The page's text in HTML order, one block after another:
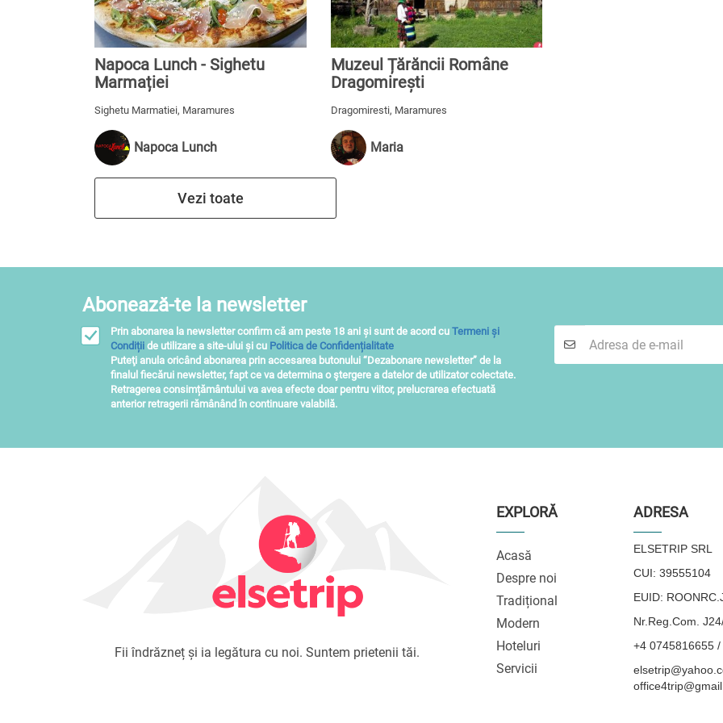
Napoca Lunch - Sighetu
Marmației
Sighetu Marmatiei, Maramures
Napoca Lunch
Muzeul Țărăncii Române
Dragomirești
Dragomiresti, Maramures
Maria
Vezi toate
Abonează-te la newsletter
Prin abonarea la newsletter confirm că am peste 18 ani și sunt de acord cu Termeni și
Condiții de utilizare a site-ului și cu Politica de Confidențialitate
Puteţi anula oricând abonarea prin accesarea butonului “Dezabonare newsletter” de la
finalul fiecărui newsletter, fapt ce va determina o ştergere a datelor de utilizator colectate.
Retragerea consimțământului va avea efecte doar pentru viitor, prelucrarea efectuată
anterior retragerii rămânând în continuare valabilă.
Fii îndrăzneț și ia legătura cu noi. Suntem prietenii tăi.
EXPLORĂ
Acasă
Despre noi
Tradițional
Modern
Hoteluri
Servicii
ADRESA
ELSETRIP SRL
CUI: 39555104
EUID:
Nr.Reg.Com.
+4 0745816655